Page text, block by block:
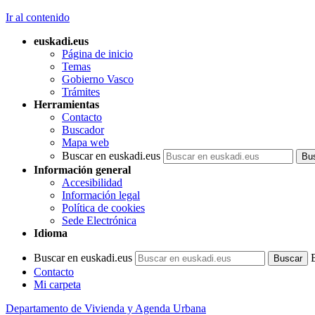
Ir al contenido
euskadi.eus
Página de inicio
Temas
Gobierno Vasco
Trámites
Herramientas
Contacto
Buscador
Mapa web
Buscar en euskadi.eus
Información general
Accesibilidad
Información legal
Política de cookies
Sede Electrónica
Idioma
Buscar en euskadi.eus
Contacto
Mi carpeta
Departamento de Vivienda y Agenda Urbana